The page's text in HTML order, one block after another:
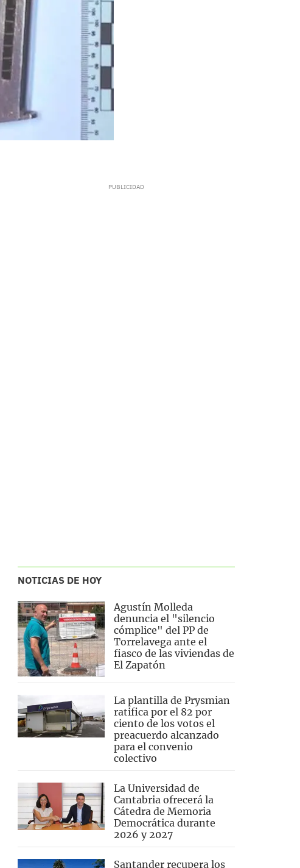
NOTICIAS DE HOY
Agustín Molleda
denuncia el "silencio
cómplice" del PP de
Torrelavega ante el
fiasco de las viviendas de
El Zapatón
La plantilla de Prysmian
ratifica por el 82 por
ciento de los votos el
preacuerdo alcanzado
para el convenio
colectivo
La Universidad de
Cantabria ofrecerá la
Cátedra de Memoria
Democrática durante
2026 y 2027
Santander recupera los